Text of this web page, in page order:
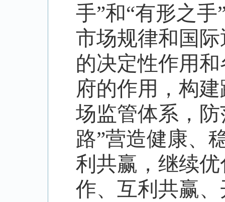
手”和“有形之手
市场规律和国
的决定性作用
府的作用，构
场监管体系，
路”营造健康、
利共赢，继续
作、互利共赢